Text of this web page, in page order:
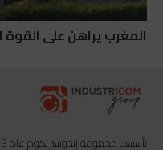
المغرب يراهن على القوة